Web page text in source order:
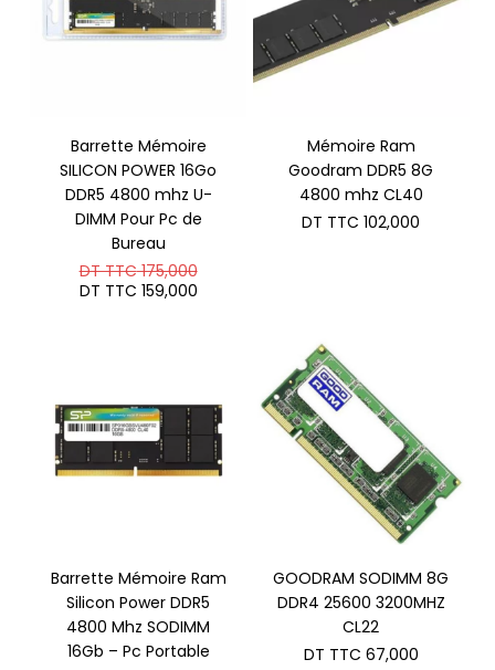
Barrette Mémoire
SILICON POWER 16Go
DDR5 4800 mhz U-
DIMM Pour Pc de
Bureau
DT TTC175,000Le
prix
TTC 175,000.
DT TTC 159,000Le
TTC 159,000.
Mémoire Ram
Goodram DDR5 8G
4800 mhz CL40
DT TTC 102,000
Barrette Mémoire Ram
Silicon Power DDR5
4800 Mhz SODIMM
16Gb – Pc Portable
GOODRAM SODIMM 8G
DDR4 25600 3200MHZ
CL22
DT TTC 67,000